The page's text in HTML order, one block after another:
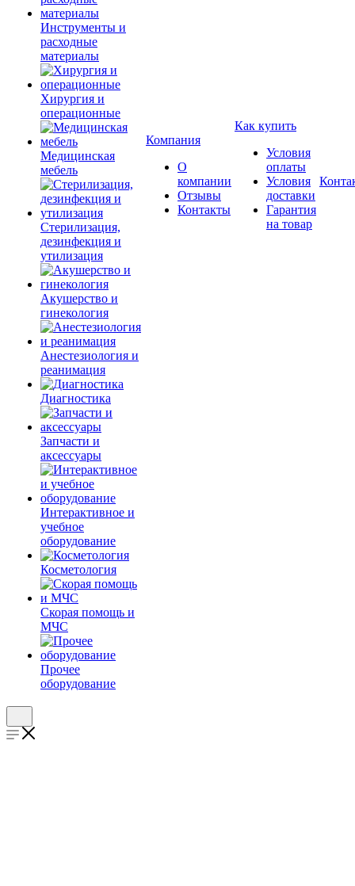
Инструменты и
расходные
материалы
Хирургия и
операционные
Медицинская
мебель
Стерилизация,
дезинфекция и
утилизация
Акушерство и
гинекология
Анестезиология и
реанимация
Диагностика
Запчасти и
аксессуары
Интерактивное и
учебное
оборудование
Косметология
Скорая помощь и
МЧС
Прочее
оборудование
Компания
О
компании
Отзывы
Контакты
Как купить
Условия
оплаты
Условия
доставки
Гарантия
на товар